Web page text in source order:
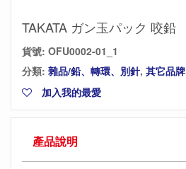
TAKATA ガン玉パック 咬鉛
貨號: OFU0002-01_1
分類: 雜品/鉛、轉環、別針, 其它品牌
加入我的最愛
產品說明